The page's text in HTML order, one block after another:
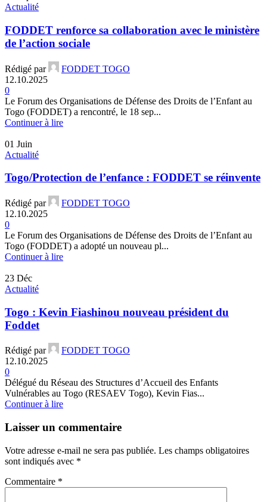
Actualité
FODDET renforce sa collaboration avec le ministère
de l’action sociale
Rédigé par
FODDET TOGO
12.10.2025
0
Le Forum des Organisations de Défense des Droits de l’Enfant au
Togo (FODDET) a rencontré, le 18 sep...
Continuer à lire
01 Juin
Actualité
Togo/Protection de l’enfance : FODDET se réinvente
Rédigé par
FODDET TOGO
12.10.2025
0
Le Forum des Organisations de Défense des Droits de l’Enfant au
Togo (FODDET) a adopté un nouveau pl...
Continuer à lire
23 Déc
Actualité
Togo : Kevin Fiashinou nouveau président du
Foddet
Rédigé par
FODDET TOGO
12.10.2025
0
Délégué du Réseau des Structures d’Accueil des Enfants
Vulnérables au Togo (RESAEV Togo), Kevin Fias...
Continuer à lire
Laisser un commentaire
Votre adresse e-mail ne sera pas publiée. Les champs obligatoires
sont indiqués avec *
Commentaire *